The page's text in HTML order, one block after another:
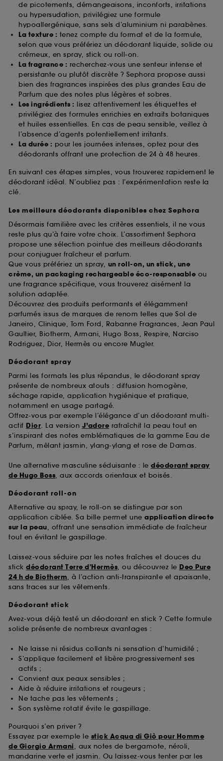
de picotements, démangeaisons, inconforts, irritations
ou hypersudation, privilégiez une formule
hypoallergénique, sans sels d’aluminium ni parabènes.
La texture : tenez compte du format et de la formule,
selon que vous préfériez un déodorant liquide, solide ou
crémeux, en spray, stick ou roll-on.
La fragrance : recherchez-vous une senteur intense et
persistante ou plutôt discrète ? Sephora propose aussi
bien des fragrances inspirées des plus grandes Eau de
Parfum que des notes plus légères et sobres.
Les ingrédients : lisez attentivement les étiquettes et
privilégiez des formules enrichies en extraits botaniques
et huiles essentielles. En cas de peau sensible, veillez à
l’absence d’agents potentiellement irritants.
La durée : pour les journées intenses, optez pour des
déodorants offrant une protection de 24 à 48 heures.
En suivant ces étapes simples, vous trouverez rapidement le
déodorant idéal. N’oubliez pas : l’expérimentation reste la
clé.
Les meilleurs déodorants disponibles chez Sephora
Désormais familière avec les critères essentiels, il ne vous
reste plus qu’à faire votre choix. L’assortiment Sephora
propose une sélection pointue des meilleurs déodorants
pour conjuguer fraîcheur et parfum.
Que vous préfériez un spray, un roll-on, un stick, une
crème, un packaging rechargeable éco-responsable ou
une fragrance spécifique, vous trouverez aisément la
solution adaptée.
Découvrez des produits performants et élégamment
parfumés issus de marques de renom telles que Sol de
Janeiro, Clinique, Tom Ford, Rabanne Fragrances, Jean Paul
Gaultier, Biotherm, Armani, Hugo Boss, Respire, Narciso
Rodriguez, Dior, Hermès ou encore Mugler.
Déodorant spray
Parmi les formats les plus répandus, le déodorant spray
présente de nombreux atouts : diffusion homogène,
séchage rapide, application hygiénique et pratique,
notamment en usage partagé.
Offrez-vous par exemple l’élégance d’un déodorant multi-
actif Dior. La version J’adore rafraîchit la peau tout en
s’inspirant des notes emblématiques de la gamme Eau de
Parfum, mêlant jasmin, ylang-ylang et rose de Damas.
Une alternative masculine séduisante : le déodorant spray
de Hugo Boss, aux accords orientaux et boisés.
Déodorant roll-on
Alternative au spray, le roll-on se distingue par son
application ciblée. Sa bille permet une application directe
sur la peau, offrant une sensation immédiate de fraîcheur
tout en évitant le gaspillage.
Laissez-vous séduire par les notes fraîches et douces du
stick déodorant Terre d'Hermès, ou découvrez le Deo Pure
24 h de Biotherm, à l’action anti-transpirante et apaisante,
sans traces sur les vêtements.
Déodorant stick
Avez-vous déjà testé un déodorant en stick ? Cette formule
solide présente de nombreux avantages :
Ne laisse ni résidus collants ni sensation d’humidité ;
S’applique facilement et libère progressivement ses
actifs ;
Convient aux peaux sensibles ;
Aide à réduire irritations et rougeurs ;
Ne tache pas les vêtements ;
Son système rotatif évite le gaspillage.
Pourquoi s’en priver ?
Essayez par exemple le stick Acqua di Giò pour Homme
de Giorgio Armani, aux notes de bergamote, néroli,
mandarine verte et jasmin. Ou laissez-vous tenter par les